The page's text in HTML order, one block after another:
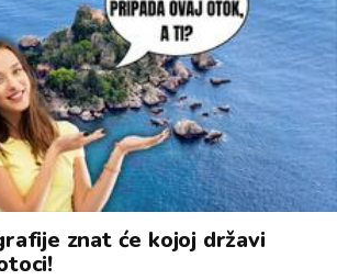
znat će kojoj državi